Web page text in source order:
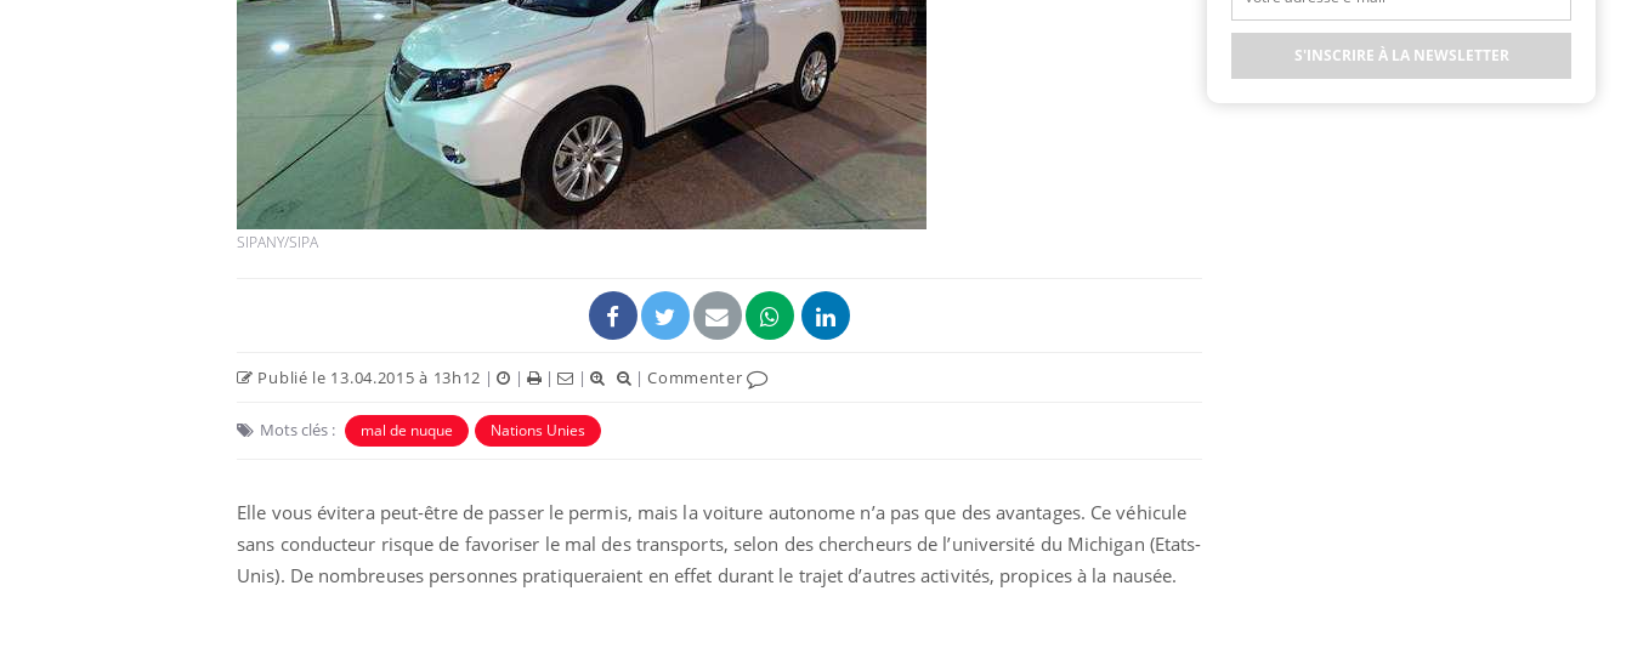
SIPANY/SIPA
Publié le 13.04.2015 à 13h12 | | | | |Commenter
Mots clés : mal de nuque Nations Unies
Elle vous évitera peut-être de passer le permis, mais la voiture autonome n’a pas que des avantages. Ce véhicule
sans conducteur risque de favoriser le mal des transports, selon des chercheurs de l’université du Michigan (Etats-
Unis). De nombreuses personnes pratiqueraient en effet durant le trajet d’autres activités, propices à la nausée.
S'INSCRIRE À LA NEWSLETTER